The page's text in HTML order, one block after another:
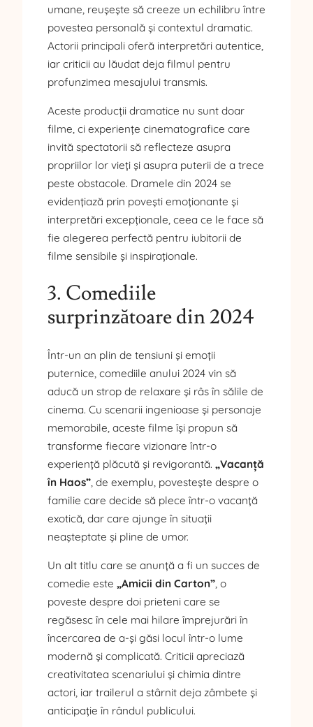
umane, reușește să creeze un echilibru între
povestea personală și contextul dramatic.
Actorii principali oferă interpretări autentice,
iar criticii au lăudat deja filmul pentru
profunzimea mesajului transmis.
Aceste producții dramatice nu sunt doar
filme, ci experiențe cinematografice care
invită spectatorii să reflecteze asupra
propriilor lor vieți și asupra puterii de a trece
peste obstacole. Dramele din 2024 se
evidențiază prin povești emoționante și
interpretări excepționale, ceea ce le face să
fie alegerea perfectă pentru iubitorii de
filme sensibile și inspiraționale.
3. Comediile
surprinzătoare din 2024
Într-un an plin de tensiuni și emoții
puternice, comediile anului 2024 vin să
aducă un strop de relaxare și râs în sălile de
cinema. Cu scenarii ingenioase și personaje
memorabile, aceste filme își propun să
transforme fiecare vizionare într-o
experiență plăcută și revigorantă. „Vacanță
în Haos” , de exemplu, povestește despre o
familie care decide să plece într-o vacanță
exotică, dar care ajunge în situații
neașteptate și pline de umor.
Un alt titlu care se anunță a fi un succes de
comedie este „Amicii din Carton”, o
poveste despre doi prieteni care se
regăsesc în cele mai hilare împrejurări în
încercarea de a-și găsi locul într-o lume
modernă și complicată. Criticii apreciază
creativitatea scenariului și chimia dintre
actori, iar trailerul a stârnit deja zâmbete și
anticipație în rândul publicului.